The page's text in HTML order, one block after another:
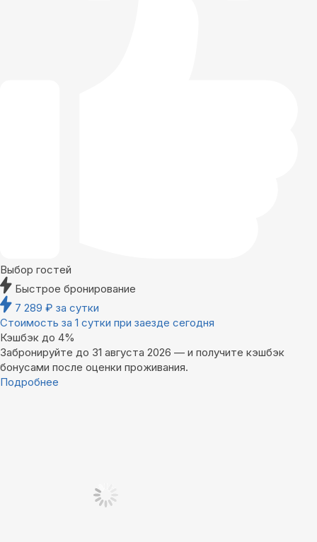
Выбор гостей
Быстрое бронирование
7 289 ₽ за сутки
Стоимость за 1 сутки при заезде сегодня
Кэшбэк до 4%
Забронируйте до 31 августа 2026 — и получите кэшбэк
бонусами после оценки проживания.
Подробнее